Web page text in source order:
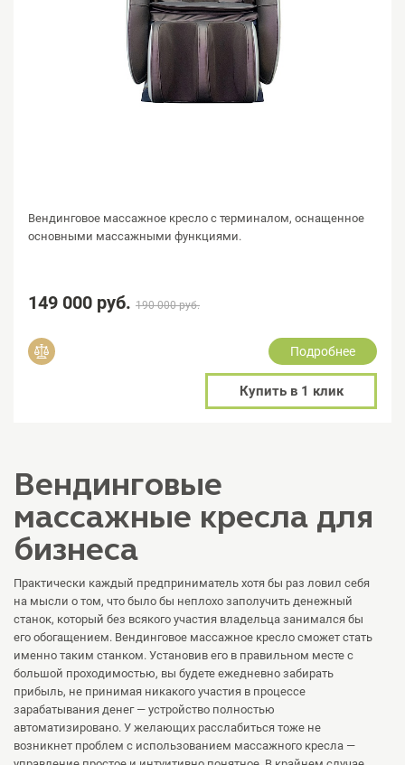
Вендинговое массажное кресло с терминалом, оснащенное
основными массажными функциями.
149 000 руб. 190 000 руб.
Подробнее
Купить в 1 клик
Вендинговые
массажные кресла для
бизнеса
Практически каждый предприниматель хотя бы раз ловил себя
на мысли о том, что было бы неплохо заполучить денежный
станок, который без всякого участия владельца занимался бы
его обогащением. Вендинговое массажное кресло сможет стать
именно таким станком. Установив его в правильном месте с
большой проходимостью, вы будете ежедневно забирать
прибыль, не принимая никакого участия в процессе
зарабатывания денег — устройство полностью
автоматизировано. У желающих расслабиться тоже не
возникнет проблем с использованием массажного кресла —